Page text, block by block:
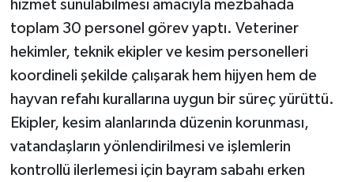
hizmet sunulabilmesi amacıyla mezbahada
toplam 30 personel görev yaptı. Veteriner
hekimler, teknik ekipler ve kesim personelleri
koordineli şekilde çalışarak hem hijyen hem de
hayvan refahı kurallarına uygun bir süreç yürüttü.
Ekipler, kesim alanlarında düzenin korunması,
vatandaşların yönlendirilmesi ve işlemlerin
kontrollü ilerlemesi için bayram sabahı erken